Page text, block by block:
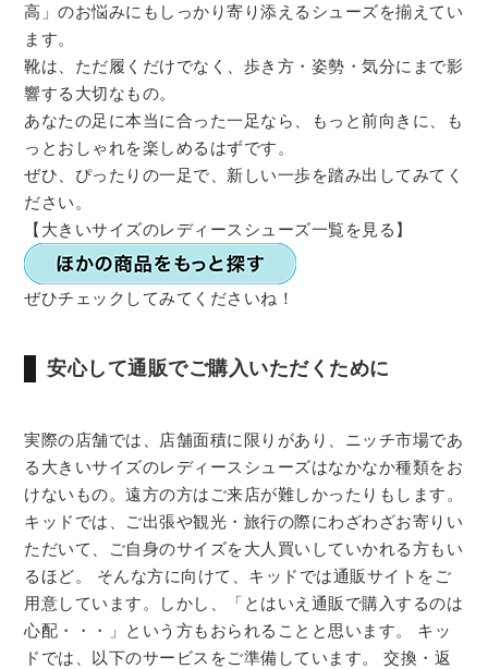
高」のお悩みにもしっかり寄り添えるシューズを揃えてい
ます。
靴は、ただ履くだけでなく、歩き方・姿勢・気分にまで影
響する大切なもの。
あなたの足に本当に合った一足なら、もっと前向きに、も
っとおしゃれを楽しめるはずです。
ぜひ、ぴったりの一足で、新しい一歩を踏み出してみてく
ださい。
【大きいサイズのレディースシューズ一覧を見る】
ぜひチェックしてみてくださいね！
安心して通販でご購入いただくために
実際の店舗では、店舗面積に限りがあり、ニッチ市場であ
る大きいサイズのレディースシューズはなかなか種類をお
けないもの。遠方の方はご来店が難しかったりもします。
キッドでは、ご出張や観光・旅行の際にわざわざお寄りい
ただいて、ご自身のサイズを大人買いしていかれる方もい
るほど。 そんな方に向けて、キッドでは通販サイトをご
用意しています。しかし、「とはいえ通販で購入するのは
心配・・・」という方もおられることと思います。 キッ
ドでは、以下のサービスをご準備しています。 交換・返